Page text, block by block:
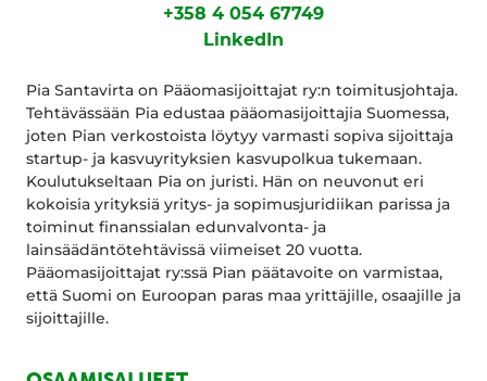
+358 4 054 67749
LinkedIn
Pia Santavirta on Pääomasijoittajat ry:n toimitusjohtaja.
Tehtävässään Pia edustaa pääomasijoittajia Suomessa,
joten Pian verkostoista löytyy varmasti sopiva sijoittaja
startup- ja kasvuyrityksien kasvupolkua tukemaan.
Koulutukseltaan Pia on juristi. Hän on neuvonut eri
kokoisia yrityksiä yritys- ja sopimusjuridiikan parissa ja
toiminut finanssialan edunvalvonta- ja
lainsäädäntötehtävissä viimeiset 20 vuotta.
Pääomasijoittajat ry:ssä Pian päätavoite on varmistaa,
että Suomi on Euroopan paras maa yrittäjille, osaajille ja
sijoittajille.